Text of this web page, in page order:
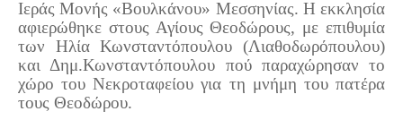
Ιεράς Μονής «Βουλκάνου» Μεσσηνίας. Η εκκλησία
αφιερώθηκε στους Αγίους Θεοδώρους, με επιθυμία
των Ηλία Κωνσταντόπουλου (Λιαθοδωρόπουλου)
και Δημ.Κωνσταντόπουλου πού παραχώρησαν το
χώρο του Νεκροταφείου για τη μνήμη του πατέρα
τους Θεοδώρου.